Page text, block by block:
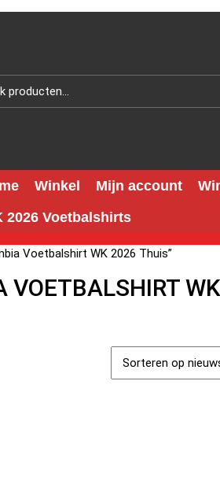
Winkel Mijn account
2026 Voetbalshirts
Voetbalshirt WK 2026 Thuis”
VOETBALSHIRT